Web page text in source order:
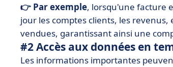
👉 Par exemple, lorsqu'une facture
jour les comptes clients, les
vendues, garantissant ainsi une
#2 Accès aux données en
Les informations importantes